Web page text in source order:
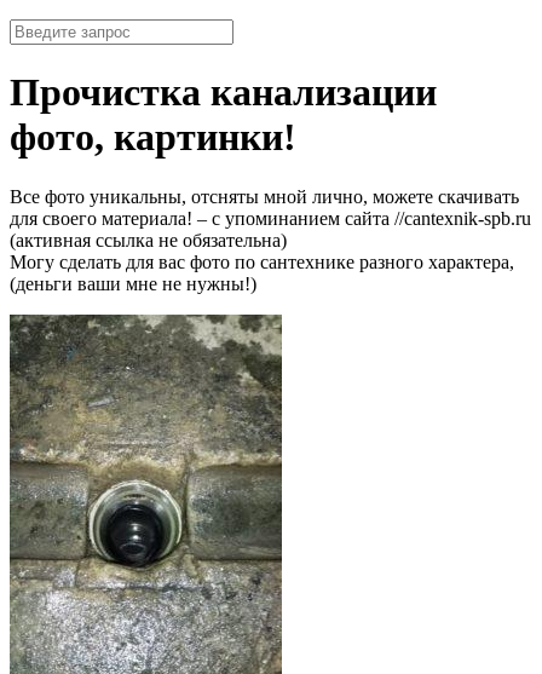
Прочистка канализации
фото, картинки!
Все фото уникальны, отсняты мной лично, можете скачивать
для своего материала! – с упоминанием сайта //cantexnik-spb.ru
(активная ссылка не обязательна)
Могу сделать для вас фото по сантехнике разного характера,
(деньги ваши мне не нужны!)